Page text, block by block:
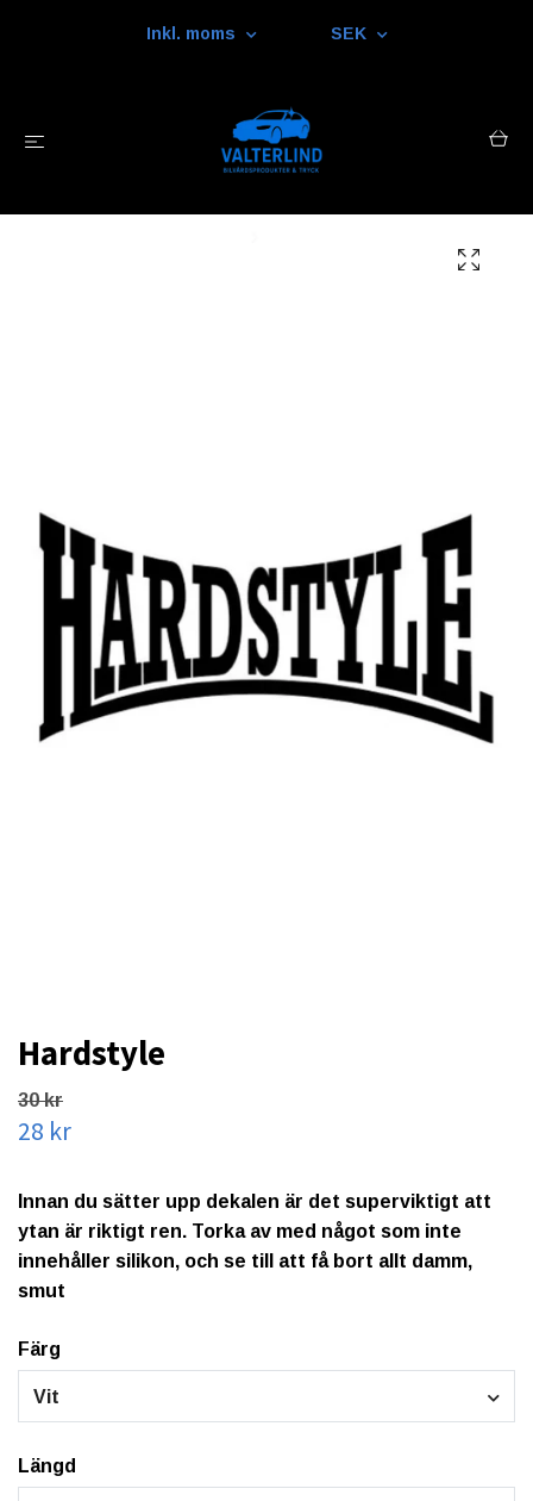
Inkl. moms SEK
Hardstyle
30 kr
28 kr
Innan du sätter upp dekalen är det superviktigt att
ytan är riktigt ren. Torka av med något som inte
innehåller silikon, och se till att få bort allt damm,
smut
Färg
Vit
Längd